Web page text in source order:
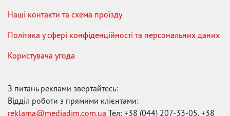
Наші контакти та схема проїзду
Політика у сфері конфіденційності та персональних даних
Користувача угода
З питань реклами звертайтесь:
Відділ роботи з прямими клієнтами:
reklama@mediadim.com.ua Тел: +38 (044) 207-33-05, +38